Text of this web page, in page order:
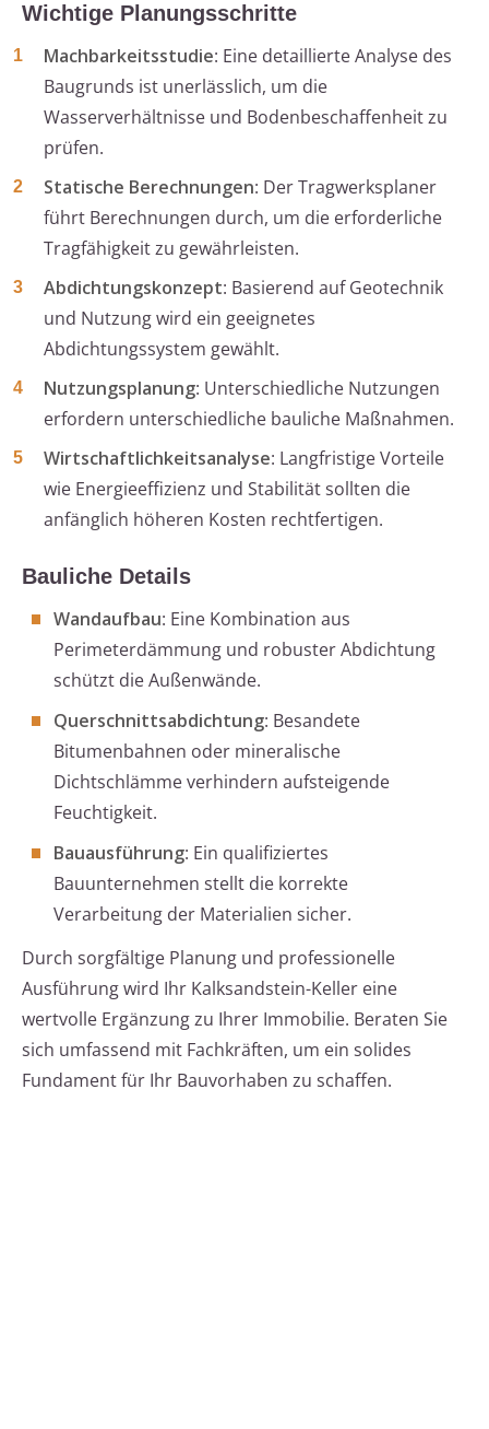
Wichtige Planungsschritte
Machbarkeitsstudie: Eine detaillierte Analyse des
Baugrunds ist unerlässlich, um die
Wasserverhältnisse und Bodenbeschaffenheit zu
prüfen.
Statische Berechnungen: Der Tragwerksplaner
führt Berechnungen durch, um die erforderliche
Tragfähigkeit zu gewährleisten.
Abdichtungskonzept: Basierend auf Geotechnik
und Nutzung wird ein geeignetes
Abdichtungssystem gewählt.
Nutzungsplanung: Unterschiedliche Nutzungen
erfordern unterschiedliche bauliche Maßnahmen.
Wirtschaftlichkeitsanalyse: Langfristige Vorteile
wie Energieeffizienz und Stabilität sollten die
anfänglich höheren Kosten rechtfertigen.
Bauliche Details
Wandaufbau: Eine Kombination aus
Perimeterdämmung und robuster Abdichtung
schützt die Außenwände.
Querschnittsabdichtung: Besandete
Bitumenbahnen oder mineralische
Dichtschlämme verhindern aufsteigende
Feuchtigkeit.
Bauausführung: Ein qualifiziertes
Bauunternehmen stellt die korrekte
Verarbeitung der Materialien sicher.
Durch sorgfältige Planung und professionelle
Ausführung wird Ihr Kalksandstein-Keller eine
wertvolle Ergänzung zu Ihrer Immobilie. Beraten Sie
sich umfassend mit Fachkräften, um ein solides
Fundament für Ihr Bauvorhaben zu schaffen.